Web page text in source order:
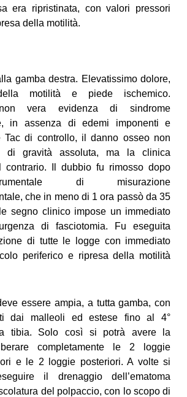
era ripristinata, con valori pressori
della motilità.
gamba destra. Elevatissimo dolore,
motilità e piede ischemico.
vera evidenza di sindrome
in assenza di edemi imponenti e
Tac di controllo, il danno osseo non
di gravità assoluta, ma la clinica
contrario. Il dubbio fu rimosso dopo
di misurazione
che in meno di 1 ora passò da 35
segno clinico impose un immediato
di fasciotomia. Fu eseguita
di tutte le logge con immediato
periferico e ripresa della motilità
essere ampia, a tutta gamba, con
dai malleoli ed estese fino al 4°
tibia. Solo così si potrà avere la
completamente le 2 loggie
e le 2 loggie posteriori. A volte si
il drenaggio dell’ematoma
del polpaccio, con lo scopo di